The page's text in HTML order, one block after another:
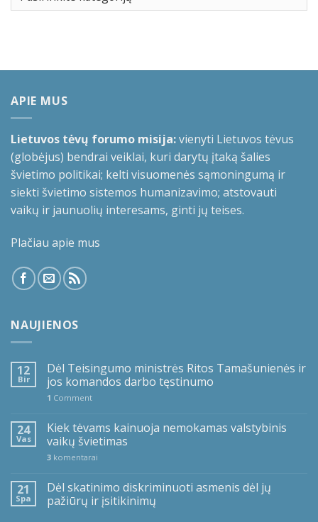
APIE MUS
Lietuvos tėvų forumo misija:vienyti Lietuvos tėvus
(globėjus) bendrai veiklai, kuri darytų įtaką šalies
švietimo politikai; kelti visuomenės sąmoningumą ir
siekti švietimo sistemos humanizavimo; atstovauti
vaikų ir jaunuolių interesams, ginti jų teises.
Plačiau apie mus
NAUJIENOS
12
Bir
Dėl Teisingumo ministrės Ritos Tamašunienės ir
jos komandos darbo tęstinumo
1 Comment
24
Vas
Kiek tėvams kainuoja nemokamas valstybinis
vaikų švietimas
3 komentarai
21
Spa
Dėl skatinimo diskriminuoti asmenis dėl jų
pažiūrų ir įsitikinimų